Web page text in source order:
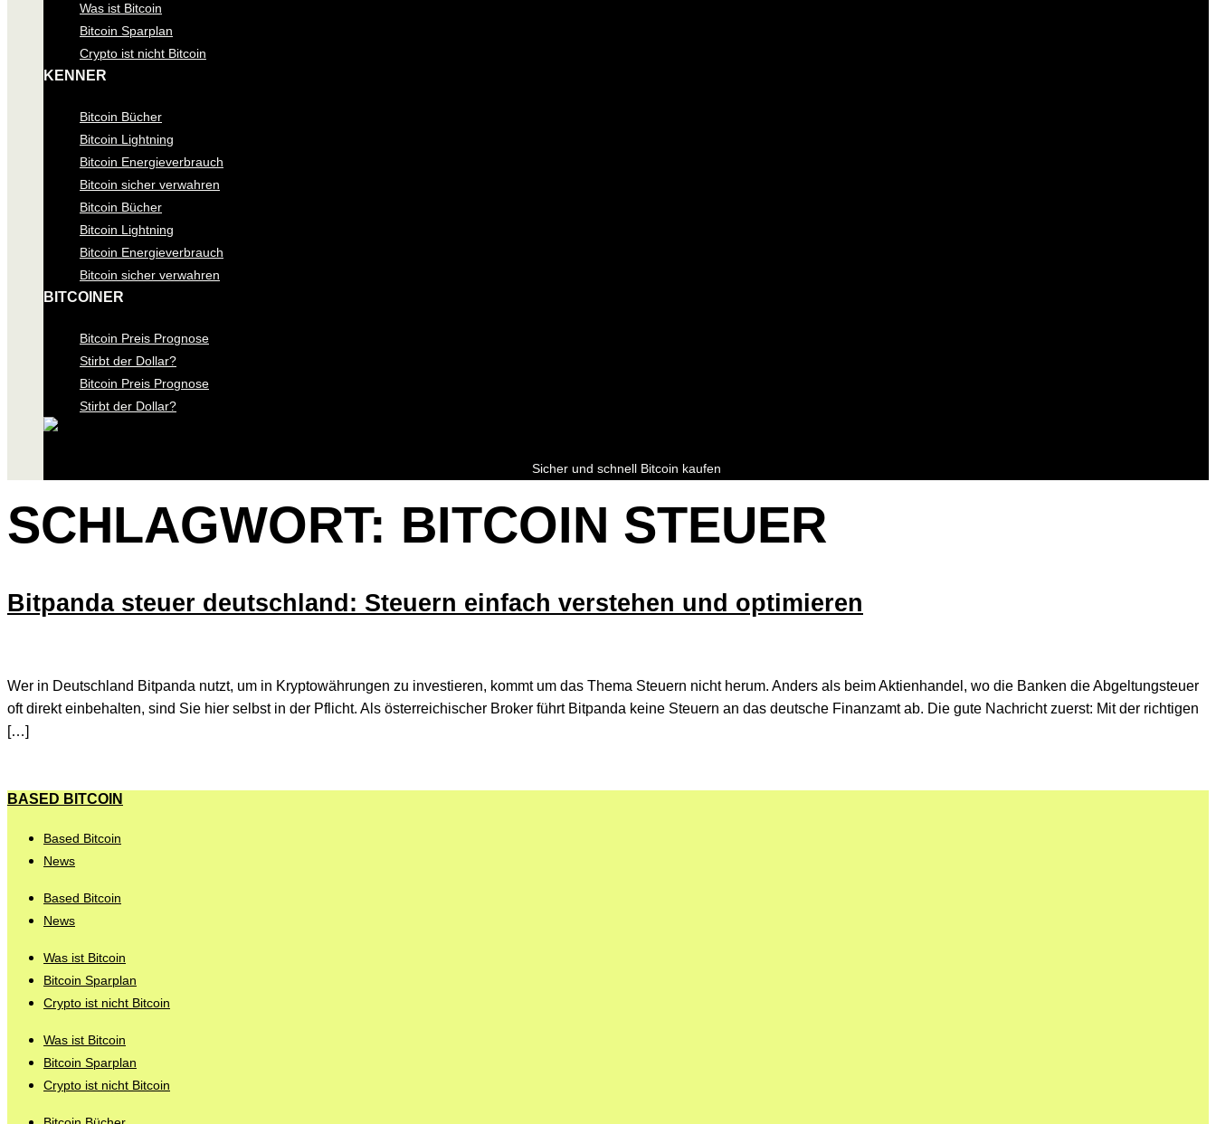
Was ist Bitcoin
Bitcoin Sparplan
Crypto ist nicht Bitcoin
KENNER
Bitcoin Bücher
Bitcoin Lightning
Bitcoin Energieverbrauch
Bitcoin sicher verwahren
Bitcoin Bücher
Bitcoin Lightning
Bitcoin Energieverbrauch
Bitcoin sicher verwahren
BITCOINER
Bitcoin Preis Prognose
Stirbt der Dollar?
Bitcoin Preis Prognose
Stirbt der Dollar?
Sicher und schnell Bitcoin kaufen
SCHLAGWORT: BITCOIN STEUER
Bitpanda steuer deutschland: Steuern einfach verstehen und optimieren
Wer in Deutschland Bitpanda nutzt, um in Kryptowährungen zu investieren, kommt um das Thema Steuern nicht herum. Anders als beim Aktienhandel, wo die Banken die Abgeltungsteuer
oft direkt einbehalten, sind Sie hier selbst in der Pflicht. Als österreichischer Broker führt Bitpanda keine Steuern an das deutsche Finanzamt ab. Die gute Nachricht zuerst: Mit der richtigen
[…]
BASED BITCOIN
Based Bitcoin
News
Based Bitcoin
News
Was ist Bitcoin
Bitcoin Sparplan
Crypto ist nicht Bitcoin
Was ist Bitcoin
Bitcoin Sparplan
Crypto ist nicht Bitcoin